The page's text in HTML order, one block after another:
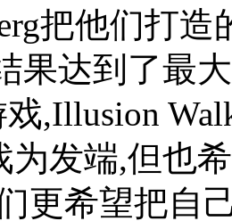
把他们打
果达到了最
戏,Illusion
为发端,但也
更希望把自